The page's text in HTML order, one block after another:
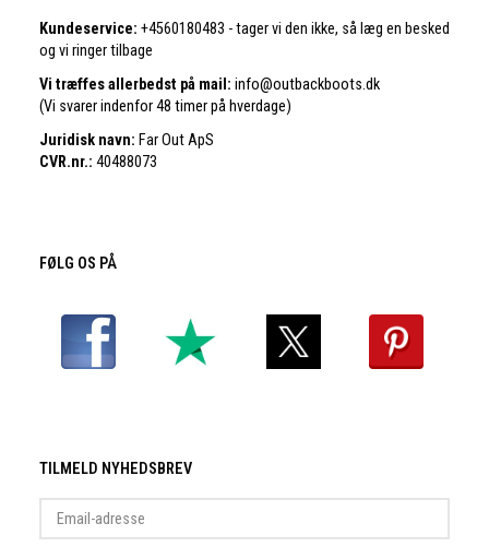
Kundeservice: +4560180483 - tager vi den ikke, så læg en besked
og vi ringer tilbage
Vi træffes allerbedst på mail: info@outbackboots.dk
(Vi svarer indenfor 48 timer på hverdage)
Juridisk navn: Far Out ApS
CVR.nr.: 40488073
FØLG OS PÅ
TILMELD NYHEDSBREV
adresse